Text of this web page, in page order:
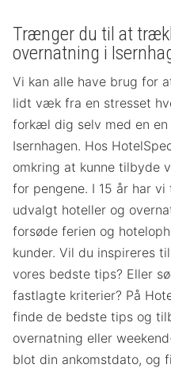
Trænger du til at
overnatning i
Vi kan alle have brug for
lidt væk fra en stresset
forkæl dig selv med en
Isernhagen. Hos
omkring at kunne tilbyde
for pengene. I 15 år har
udvalgt hoteller og
forsøde ferien og
kunder. Vil du inspireres
vores bedste tips? Eller
fastlagte kriterier? På
finde de bedste tips og
overnatning eller
blot din ankomstdato, og